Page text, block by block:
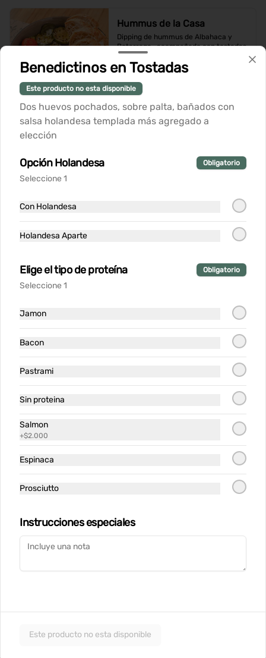
Hummus de la Casa
Dipping de hummus de Albahaca y
Betarraga,  acompañado con tostadas
$12.900
Papas Fritas Trufadas y
Papas Fritas con salsa Holandesa
Trufada, Queso Granna Padanno y
cebolla morada y yema de codorniz
Salmón finamente cortado a cuchillo,
acompañado de nuestra salsa de la
$14.900
Tortilla española de papas y cebolla
rallado
Benedictinos en Tostadas
Este producto no esta disponible
Dos huevos pochados, sobre palta, bañados con
salsa holandesa templada más agregado a
elección
Opción Holandesa Obligatorio
Seleccione 1
Con Holandesa
Holandesa Aparte
Elige el tipo de proteína Obligatorio
Seleccione 1
Jamon
Bacon
Pastrami
Sin proteina
Salmon
+$2.000
Espinaca
Prosciutto
Instrucciones especiales
Este producto no esta disponible